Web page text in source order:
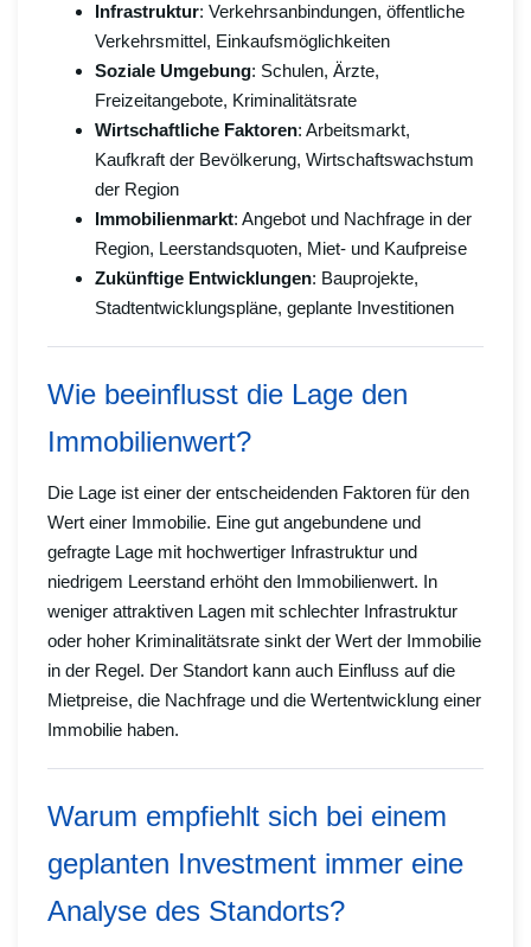
Infrastruktur: Verkehrsanbindungen, öffentliche
Verkehrsmittel, Einkaufsmöglichkeiten
Soziale Umgebung: Schulen, Ärzte,
Freizeitangebote, Kriminalitätsrate
Wirtschaftliche Faktoren: Arbeitsmarkt,
Kaufkraft der Bevölkerung, Wirtschaftswachstum
der Region
Immobilienmarkt: Angebot und Nachfrage in der
Region, Leerstandsquoten, Miet- und Kaufpreise
Zukünftige Entwicklungen: Bauprojekte,
Stadtentwicklungspläne, geplante Investitionen
Wie beeinflusst die Lage den
Immobilienwert?
Die Lage ist einer der entscheidenden Faktoren für den
Wert einer Immobilie. Eine gut angebundene und
gefragte Lage mit hochwertiger Infrastruktur und
niedrigem Leerstand erhöht den Immobilienwert. In
weniger attraktiven Lagen mit schlechter Infrastruktur
oder hoher Kriminalitätsrate sinkt der Wert der Immobilie
in der Regel. Der Standort kann auch Einfluss auf die
Mietpreise, die Nachfrage und die Wertentwicklung einer
Immobilie haben.
Warum empfiehlt sich bei einem
geplanten Investment immer eine
Analyse des Standorts?